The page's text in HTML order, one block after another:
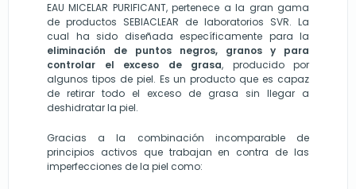
EAU MICELAR PURIFICANT, pertenece a la gran gama
de productos SEBIACLEAR de laboratorios SVR. La
cual ha sido diseñada específicamente para la
eliminación de puntos negros, granos y para
controlar el exceso de grasa, producido por
algunos tipos de piel. Es un producto que es capaz
de retirar todo el exceso de grasa sin llegar a
deshidratar la piel.
Gracias a la combinación incomparable de
principios activos que trabajan en contra de las
imperfecciones de la piel como: